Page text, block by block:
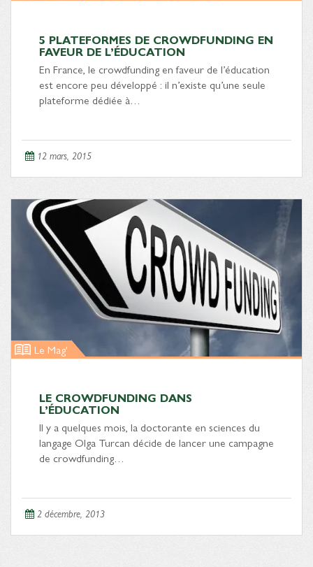
5 PLATEFORMES DE CROWDFUNDING EN
FAVEUR DE L’ÉDUCATION
En France, le crowdfunding en faveur de l’éducation
est encore peu développé : il n’existe qu’une seule
plateforme dédiée à…
12 mars, 2015
Le Mag'
LE CROWDFUNDING DANS
L’ÉDUCATION
Il y a quelques mois, la doctorante en sciences du
langage Olga Turcan décide de lancer une campagne
de crowdfunding…
2 décembre, 2013